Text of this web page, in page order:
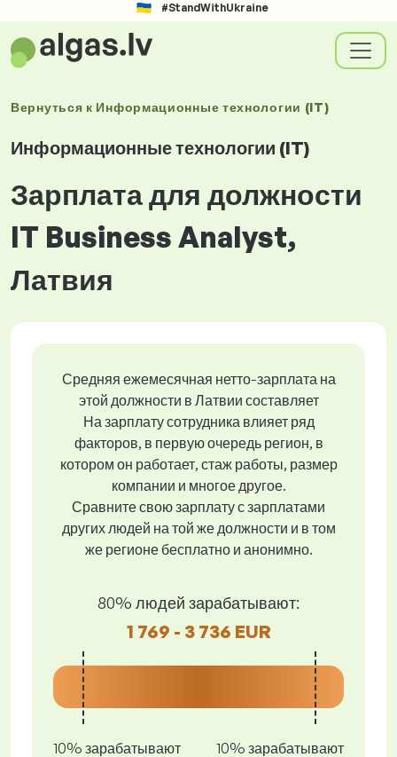
#StandWithUkraine
Вернуться к Информационные технологии (IT)
Информационные технологии (IT)
Зарплата для должности
IT Business Analyst,
Латвия
Средняя ежемесячная нетто-зарплата на
этой должности в Латвии составляет
На зарплату сотрудника влияет ряд
факторов, в первую очередь регион, в
котором он работает, стаж работы, размер
компании и многое другое.
Сравните свою зарплату с зарплатами
других людей на той же должности и в том
же регионе бесплатно и анонимно.
80% людей зарабатывают:
1 769 - 3 736 EUR
10% зарабатывают
10% зарабатывают